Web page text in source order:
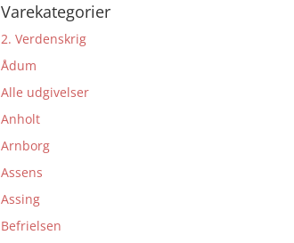
Varekategorier
2. Verdenskrig
Ådum
Alle udgivelser
Anholt
Arnborg
Assens
Assing
Befrielsen